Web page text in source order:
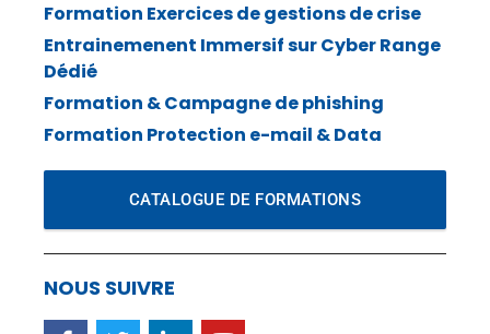
Formation Exercices de gestions de crise
Entrainemenent Immersif sur Cyber Range
Dédié
Formation & Campagne de phishing
Formation Protection e-mail & Data
CATALOGUE DE FORMATIONS
NOUS SUIVRE